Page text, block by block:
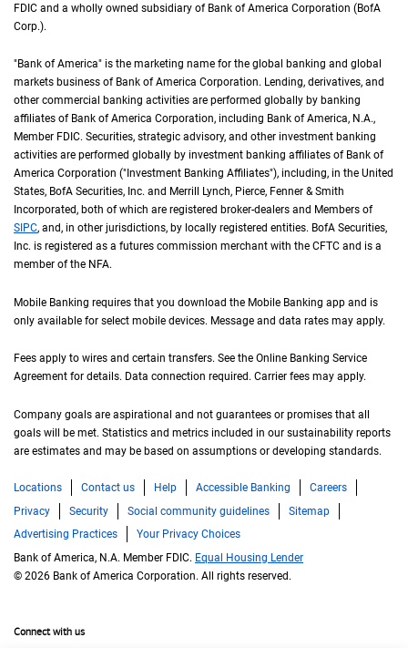
FDIC and a wholly owned subsidiary of Bank of America Corporation (B of A
BofA
Corp.).
"Bank of America" is the marketing name for the global banking and global
markets business of Bank of America Corporation. Lending, derivatives, and
other commercial banking activities are performed globally by banking
affiliates of Bank of America Corporation, including Bank of America, N A
N.A.,
Member F D I C
FDIC. Securities, strategic advisory, and other investment banking
activities are performed globally by investment banking affiliates of Bank of
America Corporation ("Investment Banking Affiliates"), including, in the United
United
States, B of A
BofA Securities, Inc. and Merrill Lynch, Pierce, Fenner & Smith
Incorporated, both of which are registered broker-dealers and Members of
S I P C
SIPC, and, in other jurisdictions, by locally registered entities. B of A
BofA Securities,
Inc. is registered as a futures commission merchant with the C F T C
CFTC and is a
member of the N F A
NFA.
Mobile Banking requires that you download the Mobile Banking app and is
only available for select mobile devices. Message and data rates may apply.
Fees apply to wires and certain transfers. See the Online Banking Service
Agreement for details. Data connection required. Carrier fees may apply.
Company goals are aspirational and not guarantees or promises that all
goals will be met. Statistics and metrics included in our sustainability reports
are estimates and may be based on assumptions or developing standards.
Locations Contact us Help Accessible Banking
Careers
Privacy
Security Social community guidelines
Sitemap
Advertising Practices
Your Privacy Choices
Bank of America, N.A. Member FDIC. Equal Housing Lender
© 2026 Bank of America Corporation. All rights reserved.
Connect with us